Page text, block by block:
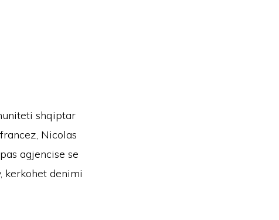
shqiptar
Nicolas
agjencise se
kerkohet denimi